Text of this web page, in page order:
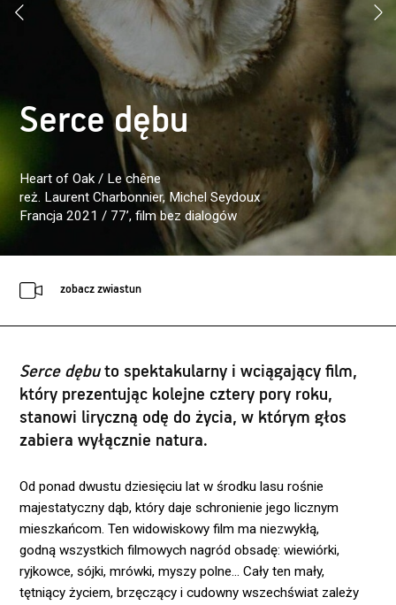
Serce dębu
Heart of Oak / Le chêne
reż. Laurent Charbonnier, Michel Seydoux
Francja 2021 / 77’, film bez dialogów
zobacz zwiastun
Serce dębuto spektakularny i wciągający film,
który prezentując kolejne cztery pory roku,
stanowi liryczną odę do życia, w którym głos
zabiera wyłącznie natura.
Od ponad dwustu dziesięciu lat w środku lasu rośnie
majestatyczny dąb, który daje schronienie jego licznym
mieszkańcom. Ten widowiskowy film ma niezwykłą,
godną wszystkich filmowych nagród obsadę: wiewiórki,
ryjkowce, sójki, mrówki, myszy polne... Cały ten mały,
tętniący życiem, brzęczący i cudowny wszechświat zależy